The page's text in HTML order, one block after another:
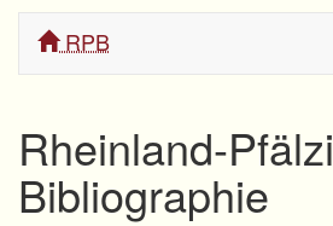
RPB
Rheinland-
Bibliographie